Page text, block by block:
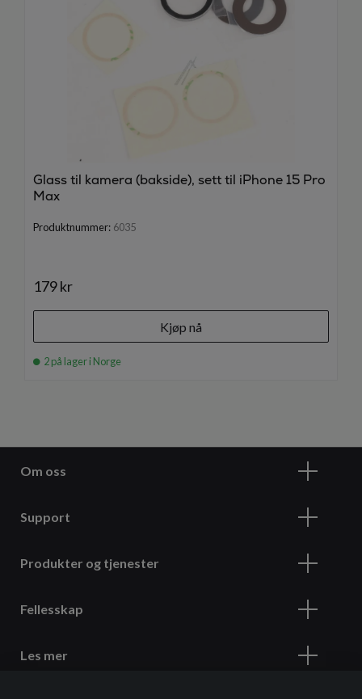
Glass til kamera (bakside), sett til iPhone 15 Pro
Max
Produktnummer: 6035
179 kr
Kjøp nå
2 på lager i Norge
Om oss
Support
Produkter og tjenester
Fellesskap
Les mer